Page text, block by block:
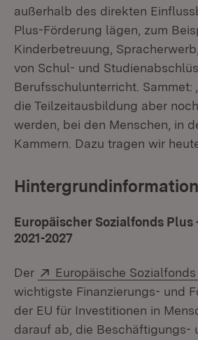
außerhalb des direkten
Plus-Förderung lägen, zum
Kinderbetreuung,
von Schul- und
Berufsschulunterricht. Sammet:
die Teilzeitausbildung aber
werden, bei den Menschen, in
Kammern. Dazu tragen wir
Europäischer Sozialfonds Plus
2021-2027
Der Extern:
Europäische Sozialfonds
wichtigste Finanzierungs- und
der EU für Investitionen in
darauf ab, die Beschäftigungs-